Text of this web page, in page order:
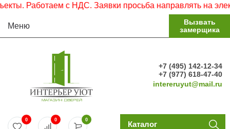
Работаем с НДС. Заявки просьба направлять на
Меню
Вызвать
замерщика
+7 (495) 142-12-34
+7 (977) 618-47-40
intereruyut@mail.ru
0
0 0 Каталог